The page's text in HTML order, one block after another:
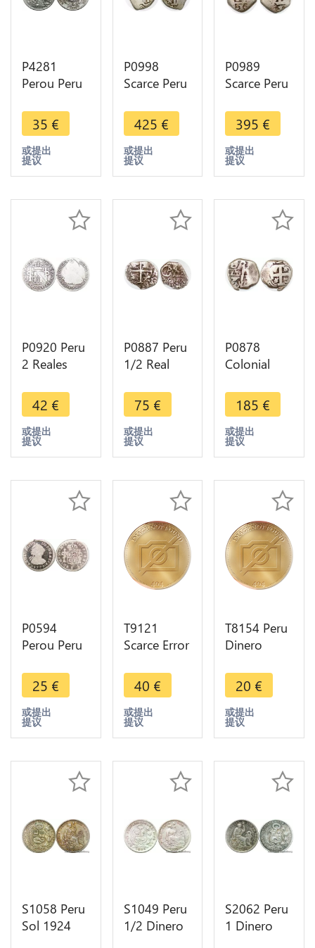
P4281
Perou Peru
1934 Silver
-> Make
offer
35 €
或提出
提议
P0998
Scarce Peru
Reales SVL
709 1709
Silver -
>Make
425 €
或提出
提议
P0989
Scarce Peru
Real
Macuquina
1728 cob
Silver -
offer
395 €
或提出
提议
P0920 Peru
2 Reales
1793 IJ
Large Bust
Silver -
>Make
42 €
或提出
提议
P0887 Peru
1/2 Real
1699 Potosi
Silver -
>Make
offer
75 €
或提出
提议
P0878
Colonial
2 Reales
cob 76
1776 ?
Silver -
offer
185 €
或提出
提议
P0594
Perou Peru
Carlos III
1779 Lima
MJ Silver -
>Make
25 €
或提出
提议
T9121
Scarce Error
Peru Peseta
Republica
Peruana
Lima Silver -
40 €
或提出
提议
T8154 Peru
Dinero
Argent
Silver -> M
Offer
20 €
或提出
提议
S1058 Peru
Sol 1924
S1049 Peru
1/2 Dinero
S2062 Peru
1 Dinero